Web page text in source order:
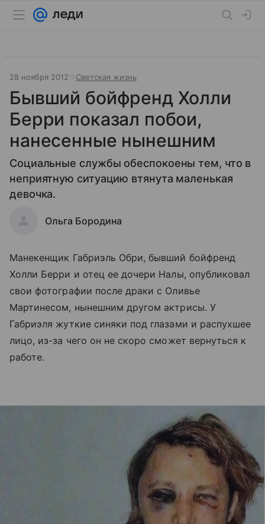
28 ноября 2012 Светская жизнь
Бывший бойфренд Холли
Берри показал побои,
нанесенные нынешним
Социальные службы обеспокоены тем, что в
неприятную ситуацию втянута маленькая
девочка.
Ольга Бородина
Манекенщик Габриэль Обри, бывший бойфренд
Холли Берри и отец ее дочери Налы, опубликовал
свои фотографии после драки с Оливье
Мартинесом, нынешним другом актрисы. У
Габриэля жуткие синяки под глазами и распухшее
лицо, из-за чего он не скоро сможет вернуться к
работе.